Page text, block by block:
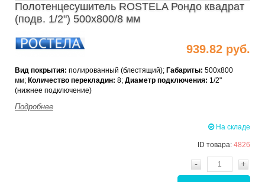
Полотенцесушитель ROSTELA Рондо квадрат
(подв. 1/2") 500х800/8 мм
939.82 руб.
Вид покрытия: полированный (блестящий); Габариты: 500х800
мм; Количество перекладин: 8; Диаметр подключения: 1/2"
(нижнее подключение)
Подробнее
На складе
ID товара: 4826
- +